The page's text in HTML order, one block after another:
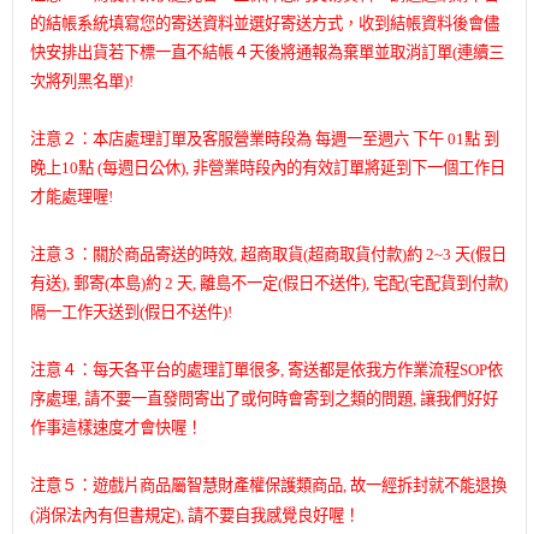
的結帳系統填寫您的寄送資料並選好寄送方式，收到結帳資料後會儘
快安排出貨若下標一直不結帳４天後將通報為棄單並取消訂單(連續三
次將列黑名單)!
注意２：本店處理訂單及客服營業時段為 每週一至週六 下午 01點 到
晚上10點 (每週日公休), 非營業時段內的有效訂單將延到下一個工作日
才能處理喔!
注意３：關於商品寄送的時效, 超商取貨(超商取貨付款)約 2~3 天(假日
有送), 郵寄(本島)約 2 天, 離島不一定(假日不送件), 宅配(宅配貨到付款)
隔一工作天送到(假日不送件)!
注意４：每天各平台的處理訂單很多, 寄送都是依我方作業流程SOP依
序處理, 請不要一直發問寄出了或何時會寄到之類的問題, 讓我們好好
作事這樣速度才會快喔！
注意５：遊戲片商品屬智慧財產權保護類商品, 故一經拆封就不能退換
(消保法內有但書規定), 請不要自我感覺良好喔！